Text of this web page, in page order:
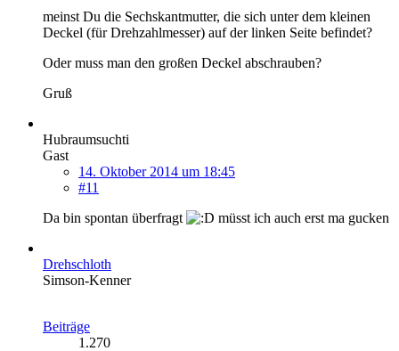
meinst Du die Sechskantmutter, die sich unter dem kleinen
Deckel (für Drehzahlmesser) auf der linken Seite befindet?
Oder muss man den großen Deckel abschrauben?
Gruß
Hubraumsuchti
Gast
14. Oktober 2014 um 18:45
#11
Da bin spontan überfragt
müsst ich auch erst ma gucken
Drehschloth
Simson-Kenner
Beiträge
1.270